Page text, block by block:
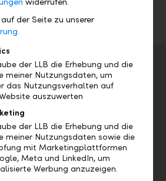
AG (LLB) is the longest
in the Principality of
of the company’s share capital is
Liechtenstein. LLB’s shares are
(symbol: LLBN). The LLB
wealth management
in private banking, asset
With 1'523 employees, LLB
der Seite zu unserer
der LLB die Erhebung und die
meiner Nutzungsdaten, um
das Nutzungsverhalten auf
auszuwerten
der LLB die Erhebung und die
meiner Nutzungsdaten sowie die
mit Marketingplattformen
Meta und LinkedIn, um
Werbung anzuzeigen.